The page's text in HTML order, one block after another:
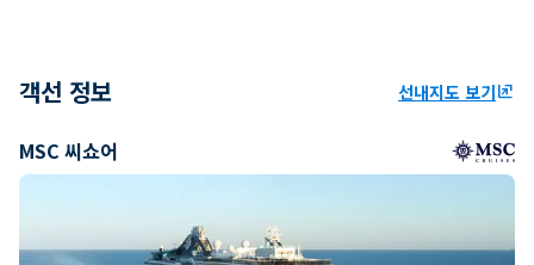
객선 정보 선내지도 보기ungroup
MSC 씨쇼어